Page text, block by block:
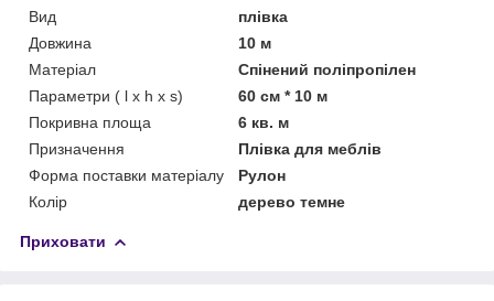
Вид
плівка
Довжина
10 м
Матеріал
Спінений поліпропілен
Параметри ( l x h x s)
60 см * 10 м
Покривна площа
6 кв. м
Призначення
Плівка для меблів
Форма поставки матеріалу
Рулон
Колір
дерево темне
Приховати